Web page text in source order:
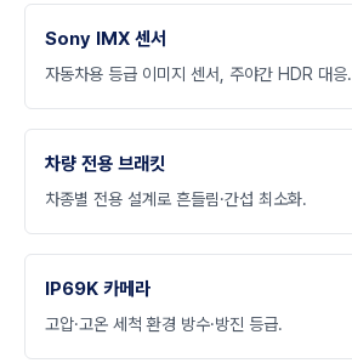
Sony IMX 센서
자동차용 등급 이미지 센서, 주야간 HDR 대응.
차량 전용 브래킷
차종별 전용 설계로 흔들림·간섭 최소화.
IP69K 카메라
고압·고온 세척 환경 방수·방진 등급.